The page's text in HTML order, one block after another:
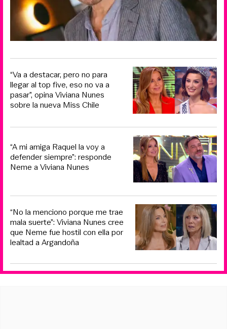
“Va a destacar, pero no para
llegar al top five, eso no va a
pasar”, opina Viviana Nunes
sobre la nueva Miss Chile
“A mi amiga Raquel la voy a
defender siempre”: responde
Neme a Viviana Nunes
“No la menciono porque me trae
mala suerte”: Viviana Nunes cree
que Neme fue hostil con ella por
lealtad a Argandoña